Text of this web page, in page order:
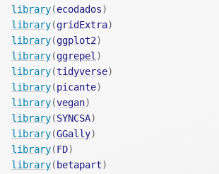
library(ecodados)
library(gridExtra)
library(ggplot2)
library(ggrepel )
library(tidyverse)
library(picante)
library(vegan)
library(SYNCSA)
library(GGally)
library(FD)
library( betapart)